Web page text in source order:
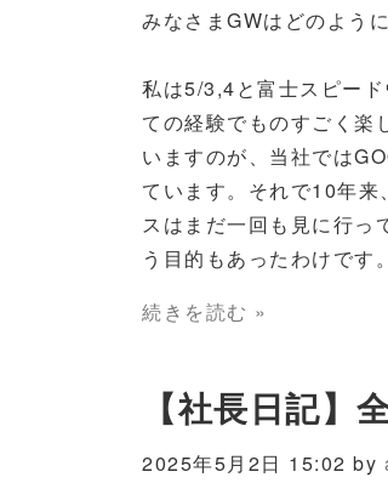
みなさまGWはどのよう
私は5/3,4と富士スピー
ての経験でものすごく楽
いますのが、当社では
ています。それで10年
スはまだ一回も見に行っ
う目的もあったわけです。
続きを読む »
【社長日記】
2025年5月2日 15:02 by